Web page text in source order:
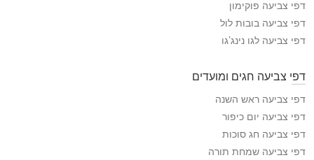
ע
ה
דפי צביעה פוקימון
דפי צביעה בובות לול
דפי צביעה לגו נינג’גו
דפי צביעה חגים ומועדים
דפי צביעה ראש השנה
דפי צביעה יום כיפור
דפי צביעה חג סוכות
דפי צביעה שמחת תורה